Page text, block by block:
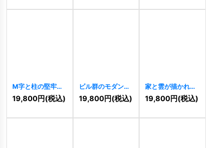
M字と柱の堅牢な
構造ロゴ [10685 ]
19,800円(税込)
ビル群のモダンな
ラインアートロゴ
10686]
19,800円(税込)
家と雲が描かれた
安心のホームロゴ
10684 ]
19,800円(税込)